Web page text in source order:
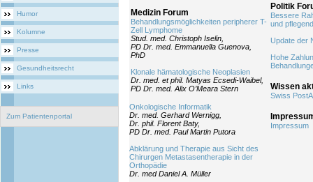
Humor
Kolumne
Presse
Gesundheitsrecht
Links
Zum Patientenportal
Medizin Forum
Behandlungsmöglichkeiten peripherer T-
Zell Lymphome
Stud. med. Christoph Iselin,
PD Dr. med. Emmanuella Guenova,
PhD
Klonale hämatologische Neoplasien
Dr. med. et phil. Matyas Ecsedi-Waibel,
PD Dr. med. Alix O’Meara Stern
Onkologische Informatik
Dr. med. Gerhard Wernigg,
Dr. phil. Florent Baty,
PD Dr. med. Paul Martin Putora
Abklärung und Therapie aus Sicht des
Chirurgen Metastasentherapie in der
Orthopädie
Dr. med Daniel A. Müller
Politik
Bessere
und
Update der
Hohe
Wissen
Swiss
Impressum